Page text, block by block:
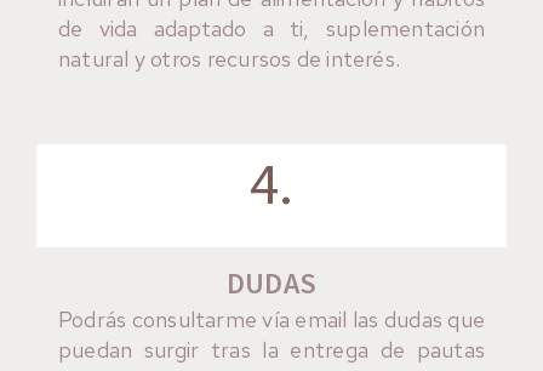
de vida adaptado a ti, suplementación
natural y otros recursos de interés.
4.
DUDAS
Podrás consultarme vía email las dudas que
puedan surgir tras la entrega de pautas